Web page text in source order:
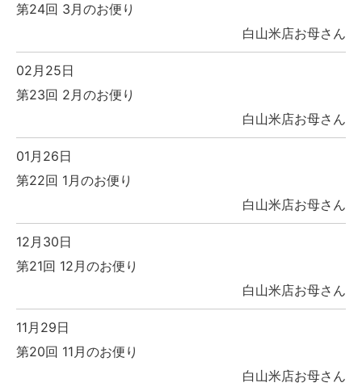
第24回 3月のお便り
白山米店お母さん
02月25日
第23回 2月のお便り
白山米店お母さん
01月26日
第22回 1月のお便り
白山米店お母さん
12月30日
第21回 12月のお便り
白山米店お母さん
11月29日
第20回 11月のお便り
白山米店お母さん